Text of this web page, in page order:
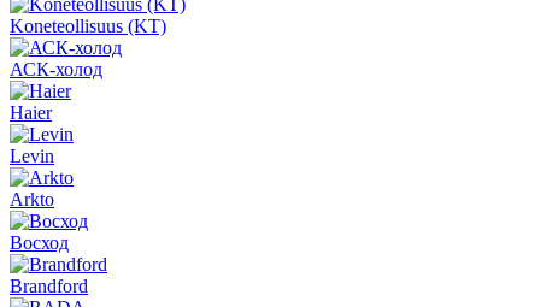
Koneteollisuus (KT)
АСК-холод
Haier
Levin
Arkto
Восход
Brandford